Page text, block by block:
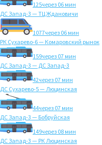
125через 06 мин
ДС Запад-3 — ТЦ Ждановичи
1077через 06 мин
РК Сухарево-6 — Комаровский рынок
159через 07 мин
ДС Запад-3 — ДС Запад-3
42через 07 мин
ДС Сухарево-5 — Люцинская
44через 07 мин
ДС Запад-3 — Бобруйская
149через 08 мин
ДС Запад-3 — РК Люцинская